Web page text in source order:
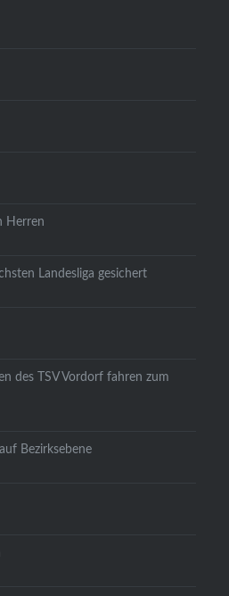
Herren
Landesliga gesichert
des TSV Vordorf fahren zum
Bezirksebene